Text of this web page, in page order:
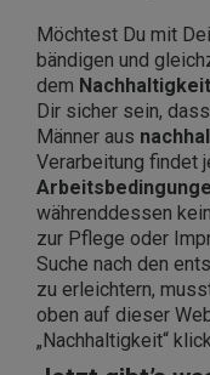
Möchtest Du mit
bändigen und
dem
Dir sicher sein,
Männer aus
Verarbeitung findet
währenddessen
zur Pflege oder
Suche nach den
zu erleichtern,
oben auf dieser
„Nachhaltigkeit“